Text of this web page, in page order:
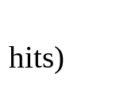
hits)